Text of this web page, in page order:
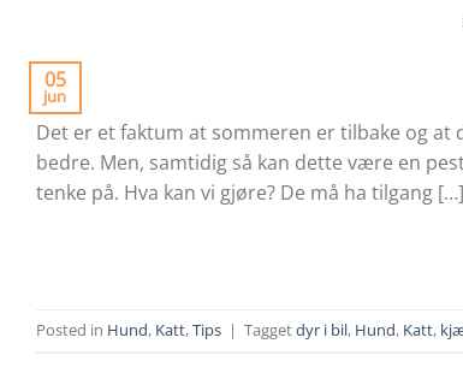
05
jun
Det er et faktum at sommeren er tilbake og at
bedre. Men, samtidig så kan dette være en
tenke på. Hva kan vi gjøre? De må ha tilgang […]
Posted in Hund, Katt,Tips | Taggetdyr i bil, Hund, Katt,